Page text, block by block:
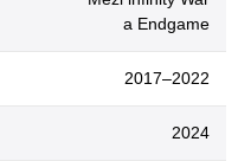
a Endgame
2017–2022
2024